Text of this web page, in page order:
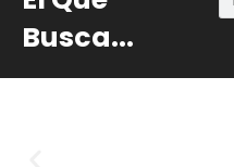
Busca...